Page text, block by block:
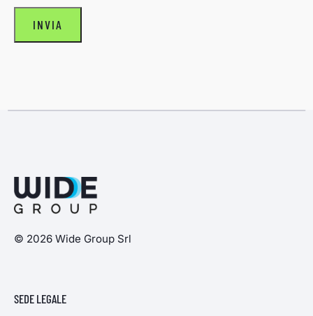
INVIA
© 2026 Wide Group Srl
SEDE LEGALE